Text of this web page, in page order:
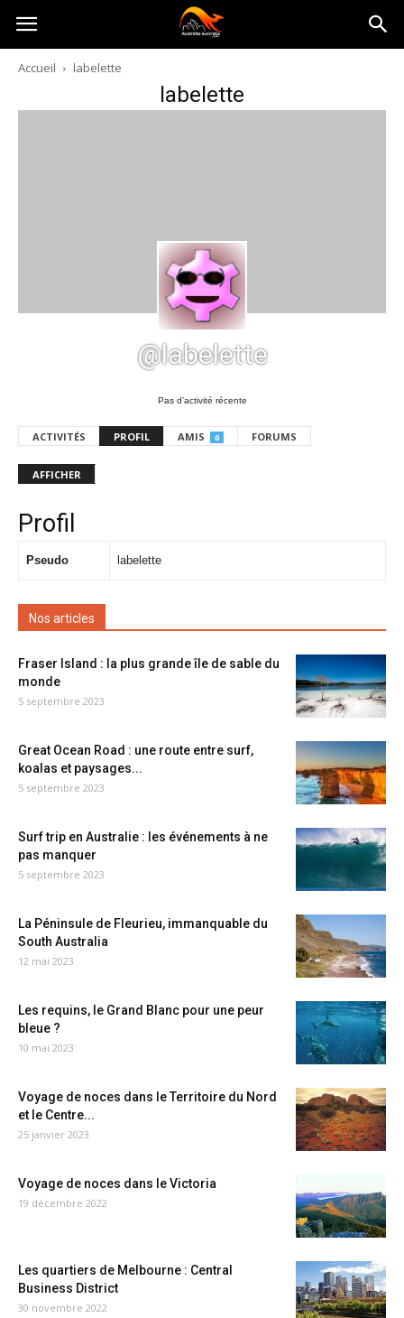
Australia-
australie.com
Accueil labelette
labelette
@labelette
Pas d’activité récente
ACTIVITÉS PROFIL AMIS 0 FORUMS
AFFICHER
Profil
Pseudo labelette
Nos articles
Fraser Island : la plus grande île de sable du
monde
5 septembre 2023
Great Ocean Road : une route entre surf,
koalas et paysages...
5 septembre 2023
Surf trip en Australie : les événements à ne
pas manquer
5 septembre 2023
La Péninsule de Fleurieu, immanquable du
South Australia
12 mai 2023
Les requins, le Grand Blanc pour une peur
bleue ?
10 mai 2023
Voyage de noces dans le Territoire du Nord
et le Centre...
25 janvier 2023
Voyage de noces dans le Victoria
19 décembre 2022
Les quartiers de Melbourne : Central
Business District
30 novembre 2022